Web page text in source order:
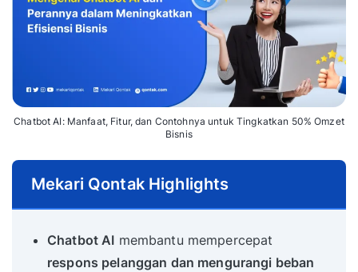
Chatbot AI: Manfaat, Fitur, dan Contohnya untuk Tingkatkan 50% Omzet
Bisnis
Mekari Qontak Highlights
Chatbot AI membantu mempercepat
respons pelanggan dan mengurangi beban